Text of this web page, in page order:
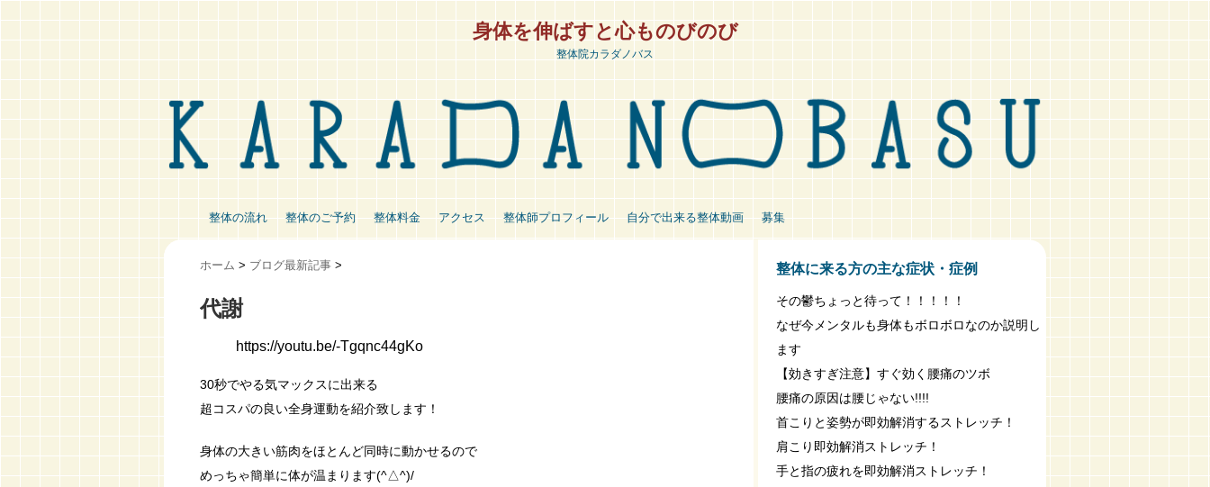
身体を伸ばすと心ものびのび
整体院カラダノバス
整体の流れ 整体のご予約 整体料金 アクセス 整体師プロフィール 自分で出来る整体動画 募集
ホーム > ブログ最新記事 >
代謝
https://youtu.be/-Tgqnc44gKo
30秒でやる気マックスに出来る
超コスパの良い全身運動を紹介致します！
身体の大きい筋肉をほとんど同時に動かせるので
めっちゃ簡単に体が温まります(^△^)/
整体に来る方の主な症状・症例
その鬱ちょっと待って！！！！！
なぜ今メンタルも身体もボロボロなのか説明し
ます
【効きすぎ注意】すぐ効く腰痛のツボ
腰痛の原因は腰じゃない!!!!
首こりと姿勢が即効解消するストレッチ！
肩こり即効解消ストレッチ！
手と指の疲れを即効解消ストレッチ！